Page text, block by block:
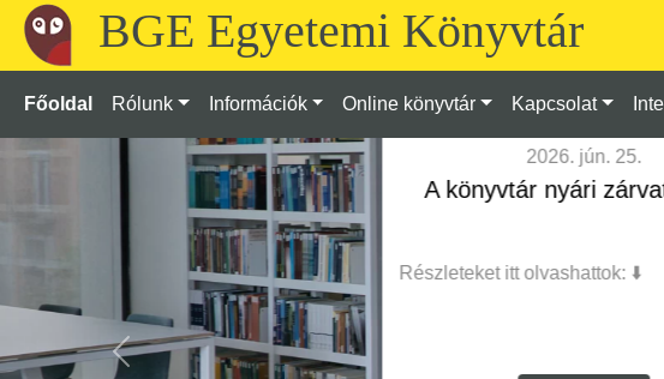
BGE Egyetemi Könyvtár
Főoldal Rólunk Információk Online könyvtár Kapcsolat
Előző